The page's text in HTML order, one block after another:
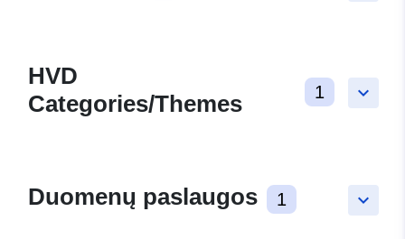
keyboard_arrow_down
HVD
Categories/Themes
1
keyboard_arrow_down
Duomenų paslaugos 1